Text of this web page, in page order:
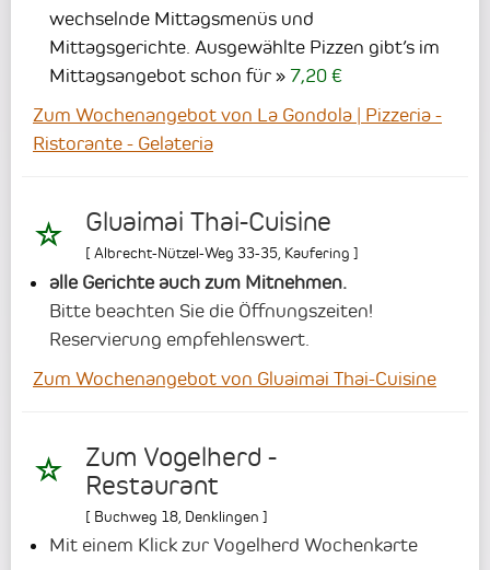
wechselnde Mittagsmenüs und
Mittagsgerichte. Ausgewählte Pizzen gibt’s im
Mittagsangebot schon für
7,20 €
Zum Wochenangebot von La Gondola | Pizzeria -
Ristorante - Gelateria
Gluaimai Thai-Cuisine
[ Albrecht-Nützel-Weg 33-35 Kaufering ]
alle Gerichte auch zum Mitnehmen.
Bitte beachten Sie die Öffnungszeiten!
Reservierung empfehlenswert.
Zum Wochenangebot von Gluaimai Thai-Cuisine
Zum Vogelherd -
Restaurant
[ Buchweg 18 Denklingen ]
Mit einem Klick zur Vogelherd Wochenkarte